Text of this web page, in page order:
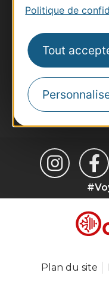
Politique de
Tout
Voyagistes
Destination
Inscrivez-vous à
Destination
suggestions de
Je m'abonne
Plan du site